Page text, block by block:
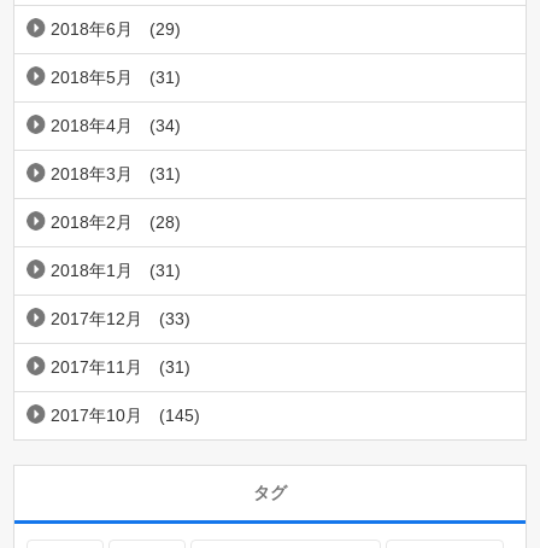
2018年6月 (29)
2018年5月 (31)
2018年4月 (34)
2018年3月 (31)
2018年2月 (28)
2018年1月 (31)
2017年12月 (33)
2017年11月 (31)
2017年10月 (145)
タグ